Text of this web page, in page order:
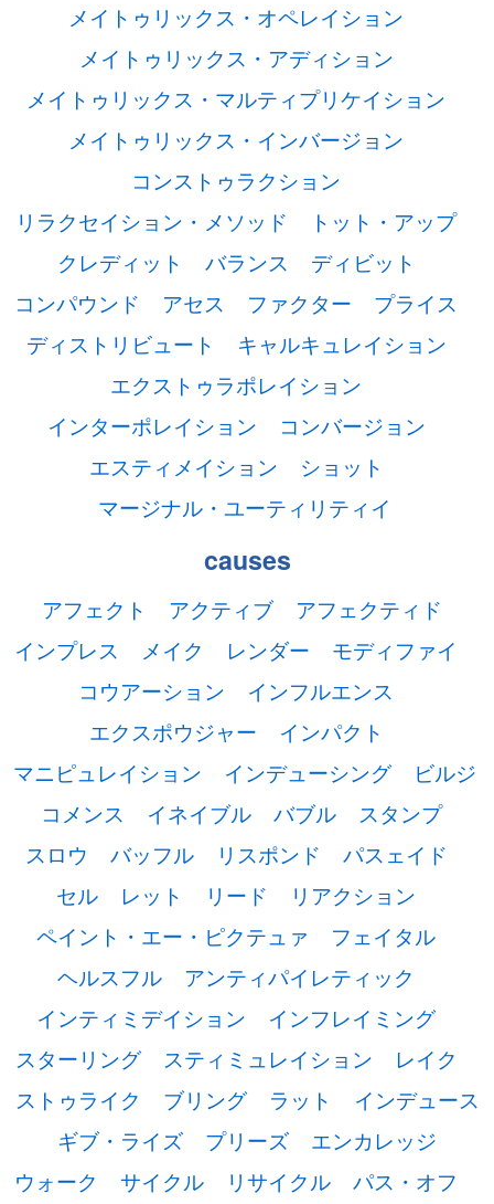
メイトゥリックス・オペレイション
メイトゥリックス・アディション
メイトゥリックス・マルティプリケイション
メイトゥリックス・インバージョン
コンストゥラクション
リラクセイション・メソッド
トット・アップ
クレディット
バランス
ディビット
コンパウンド
アセス ファクター
プライス
ディストリビュート
キャルキュレイション
エクストゥラポレイション
インターポレイション
コンバージョン
エスティメイション
ショット
マージナル・ユーティリティイ
causes
アフェクト アクティブ
アフェクティド
インプレス
メイク レンダー
モディファイ
コウアーション
インフルエンス
エクスポウジャー
インパクト
マニピュレイション
インデューシング
ビルジ
コメンス
イネイブル バブル
スタンプ
スロウ
バッフル リスポンド
パスェイド
セル
レット リード
リアクション
ペイント・エー・ピクテュァ
フェイタル
ヘルスフル
アンティパイレティック
インティミデイション
インフレイミング
スターリング
スティミュレイション
レイク
ストゥライク
ブリング ラット
インデュース
ギブ・ライズ
プリーズ
エンカレッジ
ウォーク
サイクル リサイクル
パス・オフ